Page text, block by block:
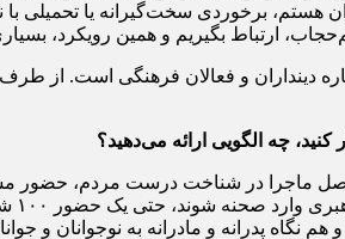
برخوردی سخت‌گیرانه یا تحمیلی با
ارتباط بگیریم و همین رویکرد،
دینداران و فعالان فرهنگی است. از
کنید، چه الگویی ارائه می‌دهید؟
اصل ماجرا در شناخت درست مردم،
نگاه پدرانه و مادرانه به نوجوانان و